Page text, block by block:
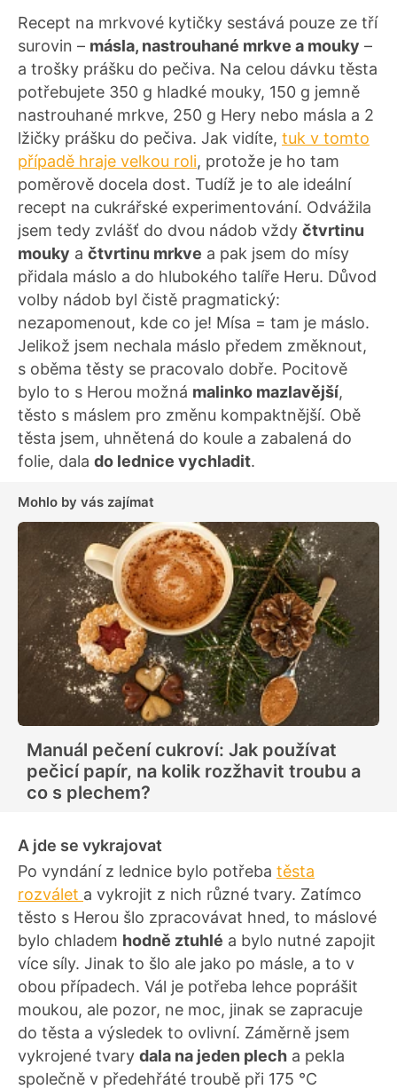
Recept na mrkvové kytičky sestává pouze ze tří
surovin – másla, nastrouhané mrkve a mouky –
a trošky prášku do pečiva. Na celou dávku těsta
potřebujete 350 g hladké mouky, 150 g jemně
nastrouhané mrkve, 250 g Hery nebo másla a 2
lžičky prášku do pečiva. Jak vidíte, tuk v tomto
případě hraje velkou roli, protože je ho tam
poměrově docela dost. Tudíž je to ale ideální
recept na cukrářské experimentování. Odvážila
jsem tedy zvlášť do dvou nádob vždy čtvrtinu
mouky a čtvrtinu mrkve a pak jsem do mísy
přidala máslo a do hlubokého talíře Heru. Důvod
volby nádob byl čistě pragmatický:
nezapomenout, kde co je! Mísa = tam je máslo.
Jelikož jsem nechala máslo předem změknout,
s oběma těsty se pracovalo dobře. Pocitově
bylo to s Herou možná malinko mazlavější,
těsto s máslem pro změnu kompaktnější. Obě
těsta jsem, uhnětená do koule a zabalená do
folie, dala do lednice vychladit.
Mohlo by vás zajímat
Manuál pečení cukroví: Jak používat
pečicí papír, na kolik rozžhavit troubu a
co s plechem?
A jde se vykrajovat
Po vyndání z lednice bylo potřeba těsta
rozválet a vykrojit z nich různé tvary. Zatímco
těsto s Herou šlo zpracovávat hned, to máslové
bylo chladem hodně ztuhlé a bylo nutné zapojit
více síly. Jinak to šlo ale jako po másle, a to v
obou případech. Vál je potřeba lehce poprášit
moukou, ale pozor, ne moc, jinak se zapracuje
do těsta a výsledek to ovlivní. Záměrně jsem
vykrojené tvary dala na jeden plech a pekla
společně v předehřáté troubě při 175 °C